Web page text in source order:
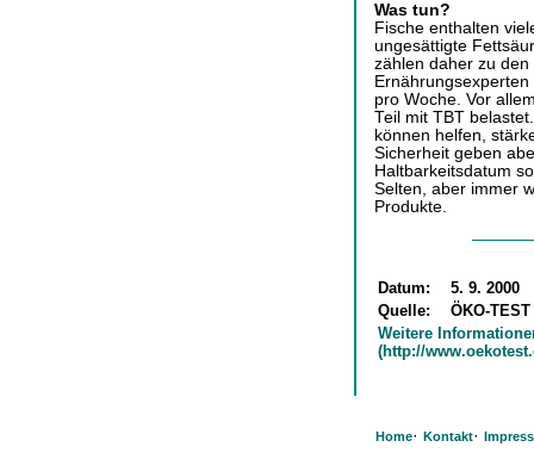
Was tun?
Fische enthalten
ungesättigte
zählen daher zu
pro Woche. Vor
Teil mit TBT
können helfen,
Sicherheit geben
Haltbarkeitsdatum
Selten, aber immer
Produkte.
Datum:
5. 9. 2000
Quelle:
ÖKO-TEST
Weitere
(http://
Home· Kontakt·